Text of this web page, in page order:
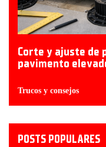
Corte y ajuste de
pavimento
Trucos y consejos
POSTS POPULARES